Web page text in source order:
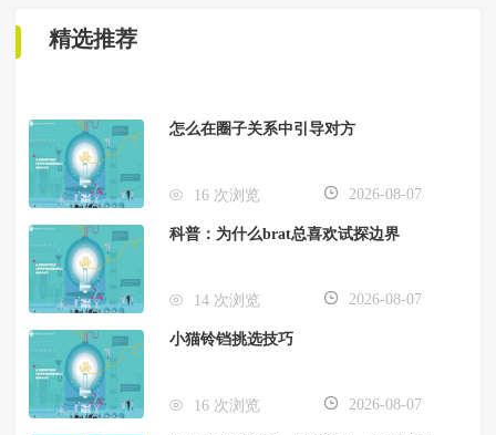
精选推荐
怎么在圈子关系中引导对方
16 次浏览 2026-08-07
科普：为什么brat总喜欢试探边界
14 次浏览 2026-08-07
小猫铃铛挑选技巧
16 次浏览 2026-08-07